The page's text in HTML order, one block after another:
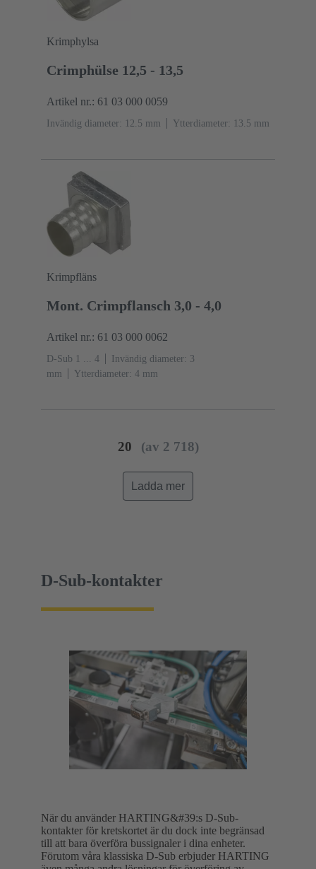
Krimphylsa
Crimphülse 12,5 - 13,5
Artikel nr.: 61 03 000 0059
Invändig diameter: 12.5 mm Ytterdiameter: ‌13.5 mm
Krimpfläns
Mont. Crimpflansch 3,0 - 4,0
Artikel nr.: 61 03 000 0062
D-Sub 1 ... 4
Invändig diameter: 3
mm
Ytterdiameter: ‌4 mm
20 (av 2 718)
Ladda mer
D-Sub-kontakter
När du använder HARTING&#39:s D-Sub-
kontakter för kretskortet är du dock inte begränsad
till att bara överföra bussignaler i dina enheter.
Förutom våra klassiska D-Sub erbjuder HARTING